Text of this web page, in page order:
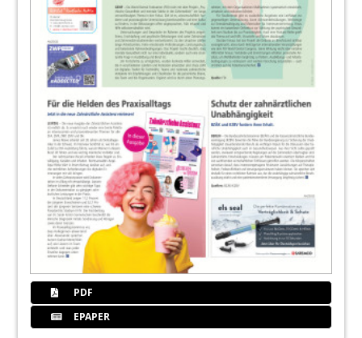
PDF
EPAPER